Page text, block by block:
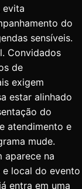
evita
do
sensíveis.
Convidados
de
exigem
estar alinhado
do
atendimento e
mude.
aparece na
local do evento
entra em uma